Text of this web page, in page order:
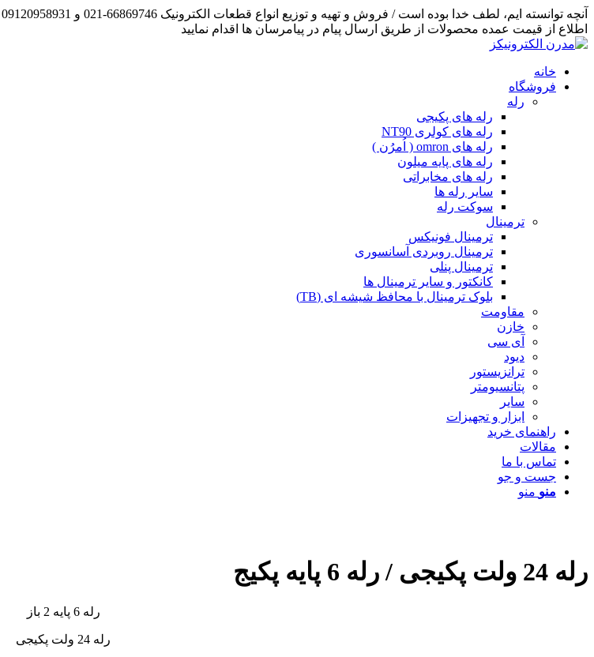
اطلاع از قیمت عمده محصولات از طریق ارسال پیام در پیامرسان ها اقدام نمایید
خانه
فروشگاه
رله
رله های پکیجی
رله های کولری NT90
رله های omron ( اُمرُن )
رله های پایه میلون
رله های مخابراتی
سایر رله ها
سوکت رله
ترمینال
ترمینال فونیکس
ترمینال روبردی آسانسوری
ترمینال پنلی
کانکتور و سایر ترمینال ها
بلوک ترمینال با محافظ شیشه ای (TB)
مقاومت
خازن
آی سی
دیود
ترانزیستور
پتانسیومتر
سایر
ابزار و تجهیزات
راهنمای خرید
مقالات
تماس با ما
جست و جو
منو منو
رله 24 ولت پکیجی / رله 6 پایه پکیج
رله 6 پایه 2 باز
رله 24 ولت پکیجی